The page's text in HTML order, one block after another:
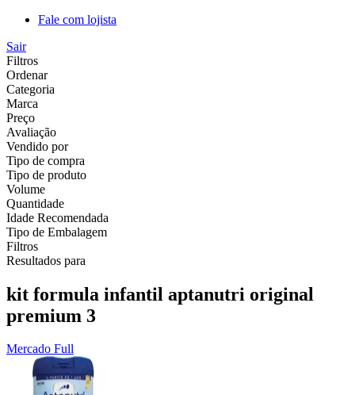
Fale com lojista
Sair
Filtros
Ordenar
Categoria
Marca
Preço
Avaliação
Vendido por
Tipo de compra
Tipo de produto
Volume
Quantidade
Idade Recomendada
Tipo de Embalagem
Filtros
Resultados para
kit formula infantil aptanutri original
premium 3
Mercado Full